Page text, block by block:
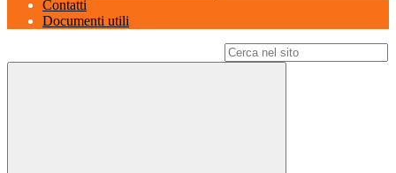
Contatti
Documenti utili